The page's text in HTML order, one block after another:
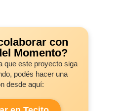
con
Momento?
que este proyecto siga
podés hacer una
desde aquí: